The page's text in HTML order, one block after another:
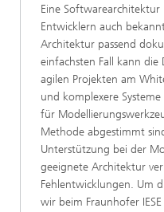
Eine
Entwicklern auch
Architektur passend
einfachsten Fall kann
agilen Projekten am
und komplexere
für
Methode abgestimmt
Unterstützung bei der
geeignete Architektur
Fehlentwicklungen. Um
wir beim Fraunhofer